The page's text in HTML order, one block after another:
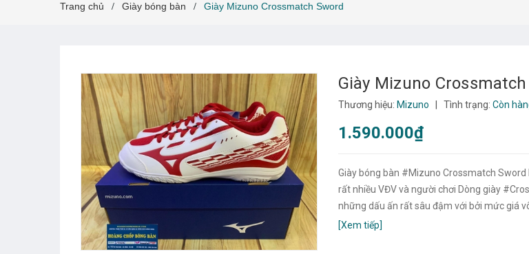
Trang chủ / Giày bóng bàn / Giày Mizuno Crossmatch Sword
Giày Mizuno Crossmatch
Thương hiệu: Mizuno Tình trạng: Còn
1.590.000₫
Giày bóng bàn #Mizuno Crossmatch Sword
rất nhiều VĐV và người chơi Dòng giày #CrossmatchSword đã để lại
những dấu ấn rất sâu đậm với bởi mức giá
[Xem tiếp]